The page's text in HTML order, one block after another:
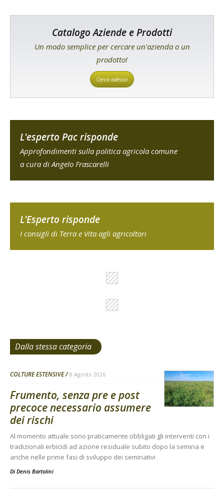
Catalogo Aziende e Prodotti
Un modo semplice per cercare un'azienda o un
prodotto!
Cerca adesso
L'esperto Pac risponde
Approfondimenti sulla politica agricola comune
a cura di Angelo Frascarelli
L'Esperto risponde
I consigli di Terra e Vita agli agricoltori
Dalla stessa categoria
COLTURE ESTENSIVE 8 Agosto 2026
Frumento, senza pre e post
precoce necessario assumere
dei rischi
Al momento attuale sono praticamente obbligati gli interventi con i
tradizionali erbicidi ad azione residuale subito dopo la semina e
anche nelle prime fasi di sviluppo dei seminativi
Di Denis Bartolini